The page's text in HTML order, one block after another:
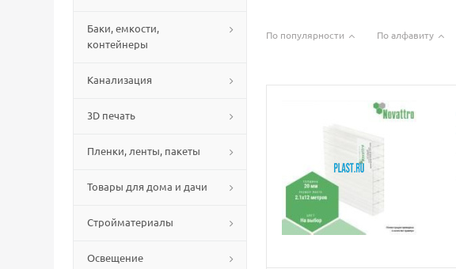
Баки, емкости,
контейнеры
Канализация
3D печать
Пленки, ленты, пакеты
Товары для дома и дачи
Стройматериалы
Освещение
По популярности По алфавиту